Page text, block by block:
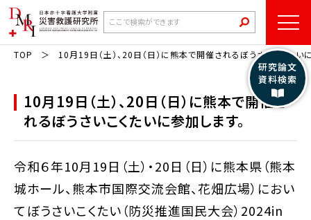
TOP 10月19日（土）、20日（日）に熊本で開催されるぼうさいこくたい
10月19日（土）、20日（日）に熊本で開催さ
れるぼうさいこくたいに参加します。
令和６年10月19日（土）・20日（日）に熊本県（熊本
城ホール、熊本市国際交流会館、花畑広場）におい
てぼうさいこくたい（防災推進国民大会）2024in
研究論文
資料検索